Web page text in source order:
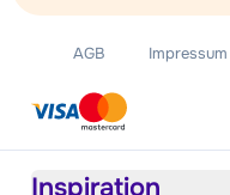
AGB Impressum
Inspiration